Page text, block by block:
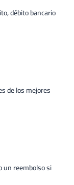
débito bancario
de los mejores
un reembolso si